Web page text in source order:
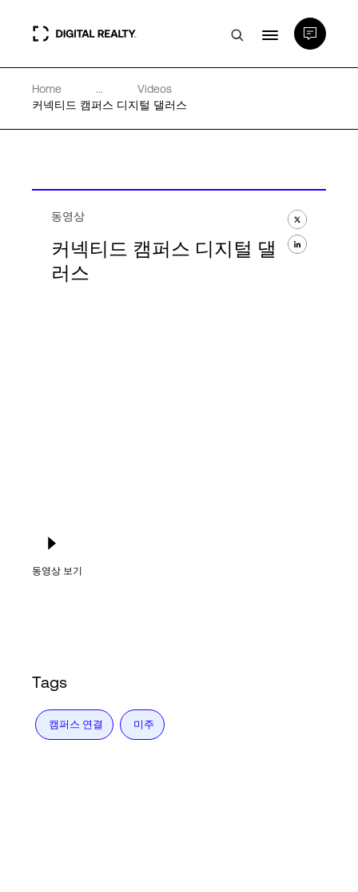
데이터 센터
전문성 및 리소스
Home ...
Videos
커넥티드 캠퍼스 디지털 댈러스
동영상
커넥티드 캠퍼스 디지털 댈
러스
동영상 보기
Tags
캠퍼스 연결 미주